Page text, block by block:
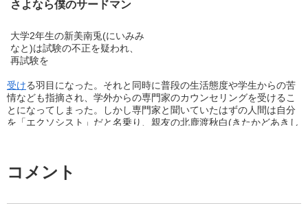
初は少し暗いですが、どんどん
明るくなっていく予定です´`*
長編ストーリーです 文章力、
語彙力ないです…ご了承下さい
さよなら僕のサードマン
大学2年生の新美南兎(にいみみ
なと)は試験の不正を疑われ、
再試験を
受ける羽目になった。それと同時に普段の生活態度や学生からの苦
情なども指摘され、学外からの専門家のカウンセリングを受けるこ
とになってしまった。しかし専門家と聞いていたはずの人間は自分
を「エクソシスト」だと名乗り、親友の北鹿渡秋白(きたかどあきし
学2年生、小学生の頃右半身に火傷を負った。小学校からの親友の北
鹿渡秋白のことが好き。 北鹿渡秋白(きたかど あきしろ):大学2年
コメント